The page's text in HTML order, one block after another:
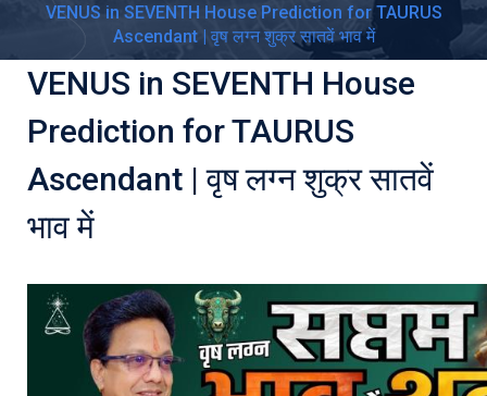
VENUS in SEVENTH House Prediction for TAURUS
Ascendant | वृष लग्न शुक्र सातवें भाव में
VENUS in SEVENTH House
Prediction for TAURUS
Ascendant | वृष लग्न शुक्र सातवें
भाव में